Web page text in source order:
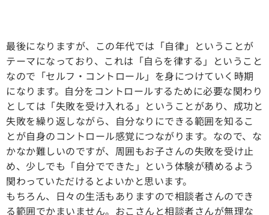
最後になりますが、この年代では「自律」ということが
テーマになっており、これは「自らを律する」ということ
なので「セルフ・コントロール」を身につけていく時期
になります。自分をコントロールするために必要な関わり
としては「失敗を受け入れる」ということがあり、成功と
失敗を繰り返しながら、自分なりにできる範囲を知るこ
とが自身のコントロール感覚につながります。なので、な
かなか難しいのですが、周囲もお子さんの失敗を受け止
め、少しでも「自分でできた」という体験が積めるよう
関わっていただけるとよいかと思います。
もちろん、日々の生活もありますので相談者さんのでき
る範囲でかまいません。おこさんと相談者さんが無理な